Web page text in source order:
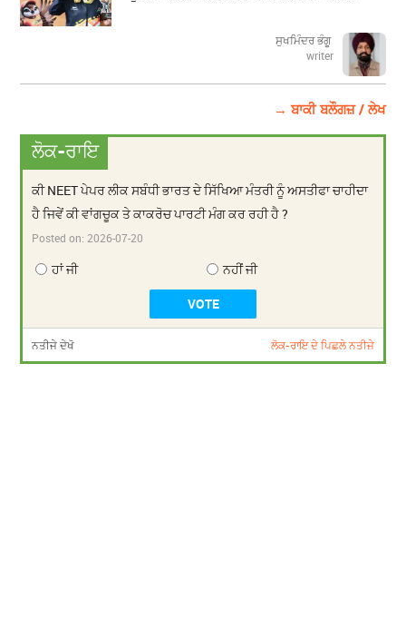
ਸੁਖਮਿੰਦਰ ਭੰਗੂ
writer
→ ਬਾਕੀ ਬਲੌਗਜ਼ / ਲੇਖ
ਲੋਕ-ਰਾਇ
ਕੀ NEET ਪੇਪਰ ਲੀਕ ਸਬੰਧੀ ਭਾਰਤ ਦੇ ਸਿੱਖਿਆ ਮੰਤਰੀ ਨੂੰ ਅਸਤੀਫਾ ਚਾਹੀਦਾ
ਹੈ ਜਿਵੇਂ ਕੀ ਵਾਂਗਚੂਕ ਤੇ ਕਾਕਰੋਚ ਪਾਰਟੀ ਮੰਗ ਕਰ ਰਹੀ ਹੈ ?
Posted on:2026-07-20
ਹਾਂ ਜੀ ਨਹੀਂ ਜੀ
ਨਤੀਜੇ ਦੇਖੋ ਲੋਕ-ਰਾਇ ਦੇ ਪਿਛਲੇ ਨਤੀਜੇ